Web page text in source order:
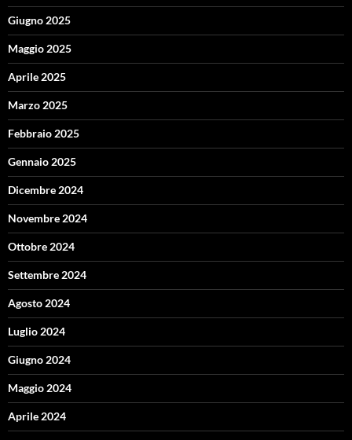
Giugno 2025
Maggio 2025
Aprile 2025
Marzo 2025
Febbraio 2025
Gennaio 2025
Dicembre 2024
Novembre 2024
Ottobre 2024
Settembre 2024
Agosto 2024
Luglio 2024
Giugno 2024
Maggio 2024
Aprile 2024